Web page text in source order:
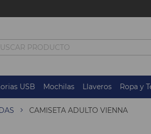
USB Mochilas Llaveros Ropa y
CAMISETA ADULTO VIENNA